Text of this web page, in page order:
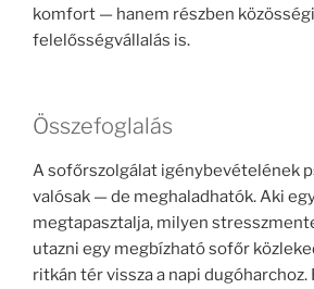
komfort — hanem részben közösségi
felelősségvállalás is.
Összefoglalás
A sofőrszolgálat igénybevételének
valósak — de meghaladhatók. Aki
megtapasztalja, milyen
utazni egy megbízható sofőr
ritkán tér vissza a napi dugóharchoz.